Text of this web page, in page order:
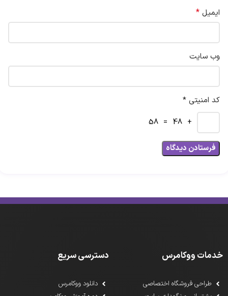
ایمیل *
وب‌ سایت
کد امنیتی *
+ 48 = 58
خدمات ووکامرس
طراحی فروشگاه اختصاصی
دسترسی سریع
دانلود ووکامرس